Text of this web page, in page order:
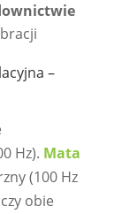
–
Hz). Mata
(100 Hz
obie